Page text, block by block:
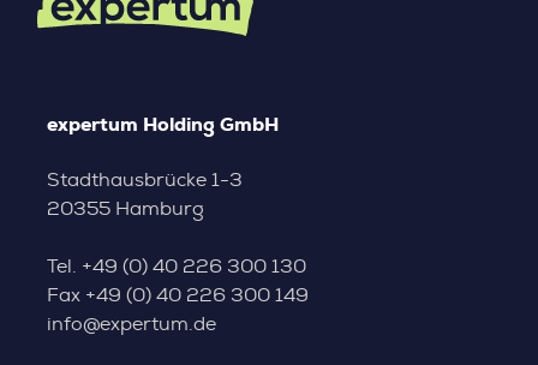
expertum Holding GmbH
Stadthausbrücke 1-3
20355 Hamburg
Tel. +49 (0) 40 226 300 130
Fax +49 (0) 40 226 300 149
info@expertum.de